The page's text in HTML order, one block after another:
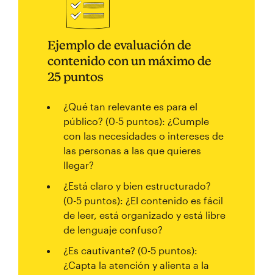
Ejemplo de evaluación de
contenido con un máximo de
25 puntos
¿Qué tan relevante es para el
público? (0-5 puntos): ¿Cumple
con las necesidades o intereses de
las personas a las que quieres
llegar?
¿Está claro y bien estructurado?
(0-5 puntos): ¿El contenido es fácil
de leer, está organizado y está libre
de lenguaje confuso?
¿Es cautivante? (0-5 puntos):
¿Capta la atención y alienta a la